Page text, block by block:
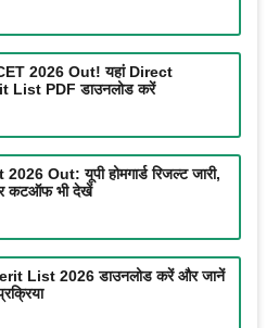
2026 Out! यहां Direct
PDF डाउनलोड करें
Out: यूपी होमगार्ड रिजल्ट जारी,
कटऑफ भी देखें
List 2026 डाउनलोड करें और जानें